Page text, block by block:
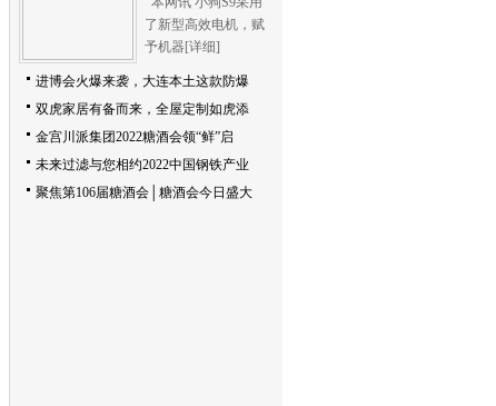
了新型高效电机，赋
予机器 [详细]
进博会火爆来袭，大连本土这款防爆
双虎家居有备而来，全屋定制如虎添
金宫川派集团2022糖酒会领“鲜”启
未来过滤与您相约2022中国钢铁产业
聚焦第106届糖酒会│糖酒会今日盛大